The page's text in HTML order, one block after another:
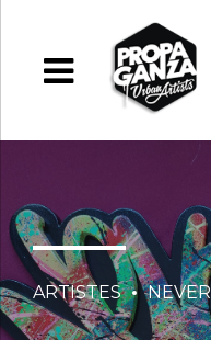
ARTISTES NEVER